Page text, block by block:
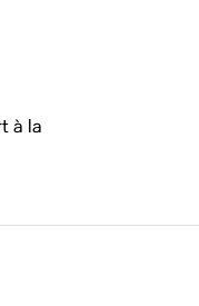
à la